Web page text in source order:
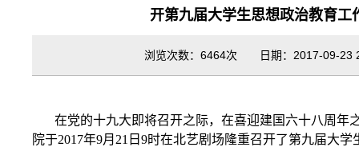
开第九届大学生思想政治教育工
浏览次数：6464次 日期：2017-09-23
在党的十九大即将召开之际，在喜迎建国六十八周年
院于2017年9月21日9时在北艺剧场隆重召开了第九届大